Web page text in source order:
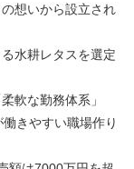
想いから設立され
水耕レタスを選定
軟な勤務体系」
きやすい職場作り